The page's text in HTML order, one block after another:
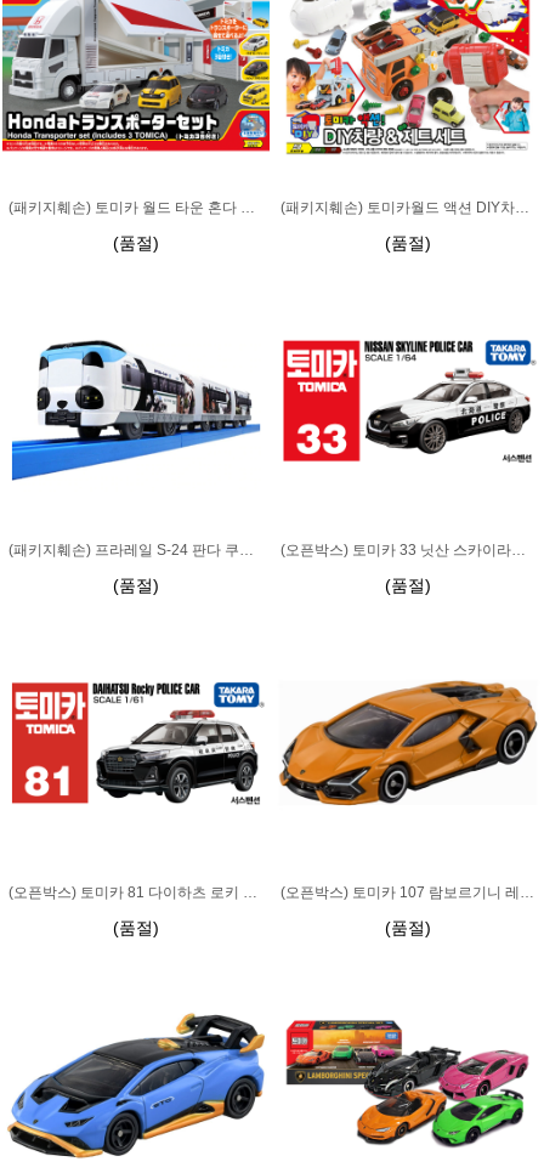
(패키지훼손) 토미카 월드 타운 혼다 트랜스포터 세트
(품절)
(패키지훼손) 토미카월드 액션 DIY차량 제트 세트
(품절)
(패키지훼손) 프라레일 S-24 판다 쿠로시오
(품절)
(오픈박스) 토미카 33 닛산 스카이라인 경찰차
(품절)
(오픈박스) 토미카 81 다이하츠 로키 경찰차
(품절)
(오픈박스) 토미카 107 람보르기니 레부엘토
(품절)